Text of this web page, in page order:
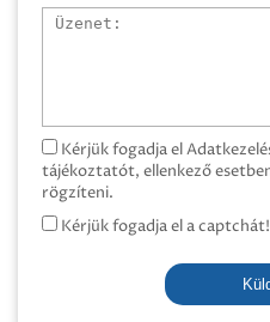
Üzenet
Kérjük fogadja el
tájékoztatót, ellenkező
rögzíteni.
Kérjük fogadja el a captchát!